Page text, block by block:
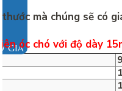
GIÁ
mà chúng sẽ có
óc chó với độ dày